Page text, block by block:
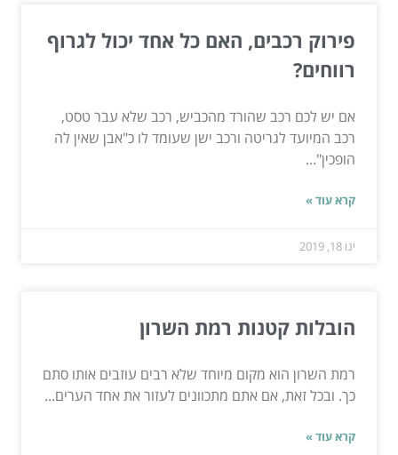
פירוק רכבים, האם כל אחד יכול לגרוף
רווחים?
אם יש לכם רכב שהורד מהכביש, רכב שלא עבר טסט,
רכב המיועד לגריטה ורכב ישן שעומד לו כ"אבן שאין לה
הופכין"...
קרא עוד »
ינו 18, 2019
הובלות קטנות רמת השרון
רמת השרון הוא מקום מיוחד שלא רבים עוזבים אותו סתם
כך. ובכל זאת, אם אתם מתכוונים לעזור את אחד הערים...
קרא עוד »